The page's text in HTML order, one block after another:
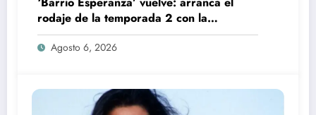
rodaje de la temporada 2 con la
incorporación de María Castro
Agosto 6, 2026